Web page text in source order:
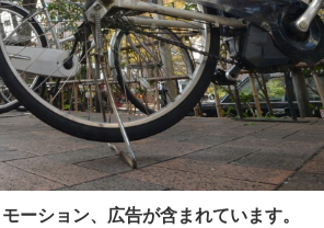
ーション、広告が含まれています。